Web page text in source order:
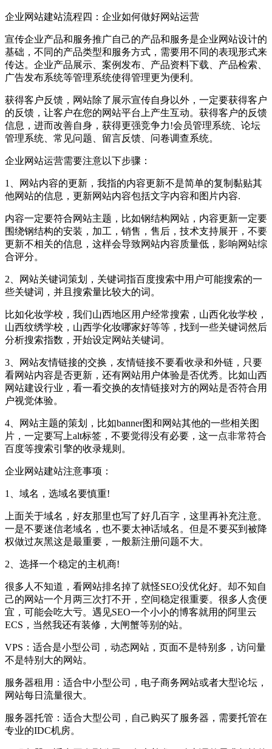
企业网站建站流程四：企业如何做好网站运营
宣传企业产品和服务推广自己的产品和服务是企业网站设计的
基础，不同的产品类型和服务方式，需要用不同的表现形式来
传达。企业产品展示、案例发布、产品资料下载、产品检索、
广告发布系统等管理系统使得管理更为便利。
获得客户反馈，网站除了展示宣传自身以外，一定要获得客户
的反馈，让客户在您的网站平台上产生互动。获得客户的反馈
信息，进而改善自身，获得更强竞争力!会员管理系统、论坛
管理系统、常见问题、留言反馈、问卷调查系统。
企业网站运营需要注意以下步骤：
1、网站内容的更新，我指的内容更新不是简单的复制黏贴其
他网站的信息，更新网站内容包括文字内容和图片内容.
内容一定要符合网站主题，比如钢结构网站，内容更新一定要
围绕钢结构的安装，加工，销售，售后，技术支持展开，不要
更新不相关的信息，这样会导致网站内容质量低，影响网站综
合评分。
2、网站关键词策划，关键词指百度搜索中用户可能搜索的一
些关键词，并且搜索量比较大的词。
比如化妆学校，我们山西地区用户经常搜索，山西化妆学校，
山西纹绣学校，山西学化妆哪家好等等，找到一些关键词然后
分析搜索指数，开始设定网站关键词。
3、网站友情链接的交换，友情链接不要看收录和外链，只要
看网站内容是否更新，还有网站用户体验是否优秀。比如山西
网站建设行业，看一看交换的友情链接对方的网站是否符合用
户视觉体验。
4、网站主题的策划，比如banner图和网站其他的一些相关图
片，一定要写上alt标签，不要觉得没有必要，这一点非常符合
百度等搜索引擎的收录规则。
企业网站建站注意事项：
1、域名，选域名要慎重!
上面关于域名，好友那里也写了好几百字，这里再补充注意。
一是不要迷信老域名，也不要太神话域名。但是不要买到被降
权做过灰黑这是最重要，一般新注册问题不大。
2、选择一个稳定的主机商!
很多人不知道，看网站排名掉了就怪SEO没优化好。却不知自
己的网站一个月两三次打不开，空间稳定很重要。很多人贪便
宜，可能会吃大亏。遇见SEO一个小小的博客就用的阿里云
ECS，当然我还有装修，大闸蟹等别的站。
VPS：适合是小型公司，动态网站，页面不是特别多，访问量
不是特别大的网站。
服务器租用：适合中小型公司，电子商务网站或者大型论坛，
网站每日流量很大。
服务器托管：适合大型公司，自己购买了服务器，需要托管在
专业的IDC机房。